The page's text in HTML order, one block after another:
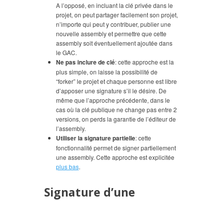
A l’opposé, en incluant la clé privée dans le
projet, on peut partager facilement son projet,
n’importe qui peut y contribuer, publier une
nouvelle assembly et permettre que cette
assembly soit éventuellement ajoutée dans
le GAC.
Ne pas inclure de clé: cette approche est la
plus simple, on laisse la possibilité de
“forker” le projet et chaque personne est libre
d’apposer une signature s’il le désire. De
même que l’approche précédente, dans le
cas où la clé publique ne change pas entre 2
versions, on perds la garantie de l’éditeur de
l’assembly.
Utiliser la signature partielle: cette
fonctionnalité permet de signer partiellement
une assembly. Cette approche est explicitée
plus bas.
Signature d’une